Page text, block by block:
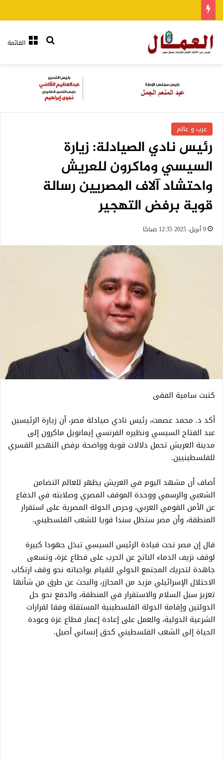
القائمةبحث عن
عرب و عالم
رئيس نادي الصيادلة: زيارة
السيسي وماكرون للعريش
واحتشاد آلاف المصريين رسالة
قوية برفض التهجير
9 أبريل، 2025 12:35 صباحًا
كتبت سامية الفقى
أكد د. محمد عصمت، رئيس نادي صيادلة مصر، أن زيارة الرئيسين
عبد الفتاح السيسي ونظيره الفرنسي إيمانويل ماكرون إلى
مدينة العريش تحمل دلالات قوية وواضحة برفض التهجير القسري
للفلسطينيين.
أضاف أن مشهد اليوم في العريش يظهر للعالم التضامن
الشعبي والرسمي ووحدة الموقف المصري وصلابته في الدفاع
عن الأمن القومي العربي، وحرص الدولة المصرية على استقرار
المنطقة، وأن مصر ستظل سندا قويا للشعب الفلسطيني.
قال إن مصر تحت قيادة الرئيس السيسي تبذل جهودا كبيرة
لوقف نزيف الدماء الناتج عن الحرب على قطاع غزة، وتسعى
جاهدة لتحريك المجتمع الدولي للقيام بواجباته نحو وقف ارتكاب
الاحتلال الإسرائيلي مزيد من المجازر، والبحث عن طرق من شأنها
تعزيز سبل السلام والاستقرار في المنطقة، والدفع نحو حل
الدولتين وإقامة الدولة الفلسطينية المستقلة وفقا لقرارات
الشرعية الدولية، والعمل على إعادة إعمار قطاع غزة وعودة
الحياة إلى الشعب الفلسطيني كحق إنساني أصيل.